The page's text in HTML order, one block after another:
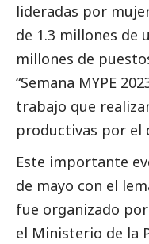
lideradas por
de 1.3 millones de
millones de
“Semana MYPE
trabajo que
productivas por el
Este importante
de mayo con el
fue organizado
el Ministerio de la